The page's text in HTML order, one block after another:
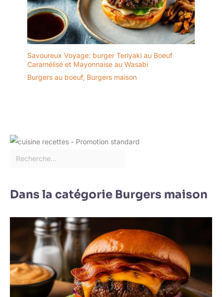
Savoureux Voyage: burger Teriyaki au Boeuf
Caramélisé et Mayonnaise au Wasabi
Burgers au boeuf, Burgers maison
Dans la catégorie Burgers maison